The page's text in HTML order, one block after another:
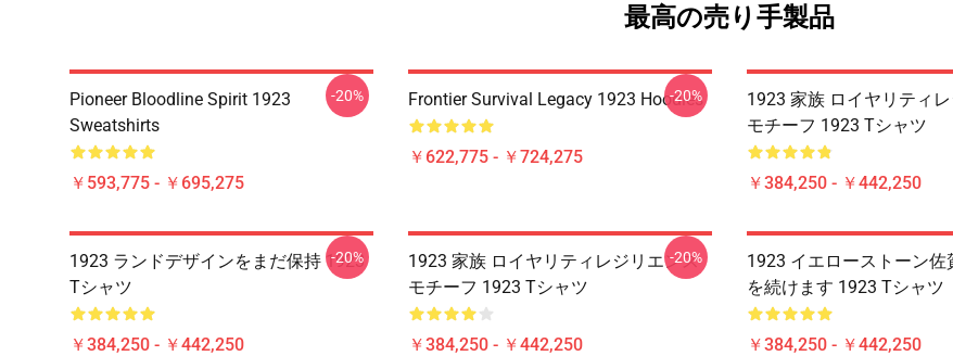
最高の売り手製品
Pioneer Bloodline Spirit 1923
Sweatshirts
￥593,775 - ￥695,275
-20% Frontier Survival Legacy 1923 Hoodies
￥622,775 - ￥724,275
-20%
1923 家族 ロイヤリティ
モチーフ 1923 Tシャツ
￥384,250 - ￥442,250
1923 ランドデザインをまだ保持 1923
Tシャツ
￥384,250 - ￥442,250
-20%
1923 家族 ロイヤリティレジリエンス
モチーフ 1923 Tシャツ
￥384,250 - ￥442,250
-20%
1923 イエローストーン佐
を続けます 1923 Tシャツ
￥384,250 - ￥442,250